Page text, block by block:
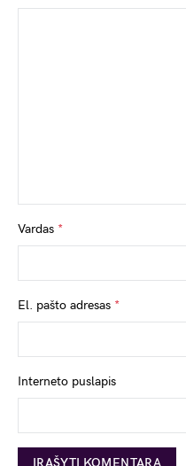
Vardas *
El. pašto adresas *
Interneto puslapis